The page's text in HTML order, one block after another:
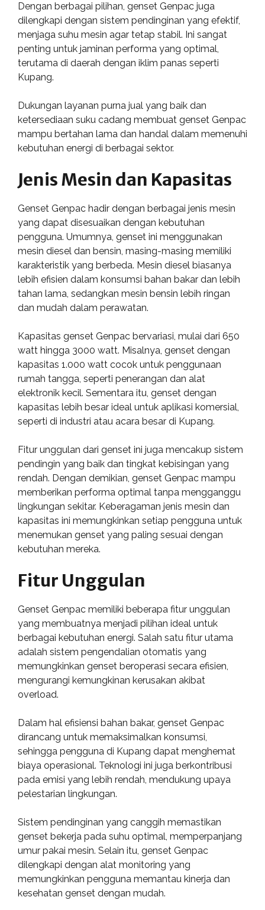
Dengan berbagai pilihan, genset Genpac juga
dilengkapi dengan sistem pendinginan yang efektif,
menjaga suhu mesin agar tetap stabil. Ini sangat
penting untuk jaminan performa yang optimal,
terutama di daerah dengan iklim panas seperti
Kupang.
Dukungan layanan purna jual yang baik dan
ketersediaan suku cadang membuat genset Genpac
mampu bertahan lama dan handal dalam memenuhi
kebutuhan energi di berbagai sektor.
Jenis Mesin dan Kapasitas
Genset Genpac hadir dengan berbagai jenis mesin
yang dapat disesuaikan dengan kebutuhan
pengguna. Umumnya, genset ini menggunakan
mesin diesel dan bensin, masing-masing memiliki
karakteristik yang berbeda. Mesin diesel biasanya
lebih efisien dalam konsumsi bahan bakar dan lebih
tahan lama, sedangkan mesin bensin lebih ringan
dan mudah dalam perawatan.
Kapasitas genset Genpac bervariasi, mulai dari 650
watt hingga 3000 watt. Misalnya, genset dengan
kapasitas 1.000 watt cocok untuk penggunaan
rumah tangga, seperti penerangan dan alat
elektronik kecil. Sementara itu, genset dengan
kapasitas lebih besar ideal untuk aplikasi komersial,
seperti di industri atau acara besar di Kupang.
Fitur unggulan dari genset ini juga mencakup sistem
pendingin yang baik dan tingkat kebisingan yang
rendah. Dengan demikian, genset Genpac mampu
memberikan performa optimal tanpa mengganggu
lingkungan sekitar. Keberagaman jenis mesin dan
kapasitas ini memungkinkan setiap pengguna untuk
menemukan genset yang paling sesuai dengan
kebutuhan mereka.
Fitur Unggulan
Genset Genpac memiliki beberapa fitur unggulan
yang membuatnya menjadi pilihan ideal untuk
berbagai kebutuhan energi. Salah satu fitur utama
adalah sistem pengendalian otomatis yang
memungkinkan genset beroperasi secara efisien,
mengurangi kemungkinan kerusakan akibat
overload.
Dalam hal efisiensi bahan bakar, genset Genpac
dirancang untuk memaksimalkan konsumsi,
sehingga pengguna di Kupang dapat menghemat
biaya operasional. Teknologi ini juga berkontribusi
pada emisi yang lebih rendah, mendukung upaya
pelestarian lingkungan.
Sistem pendinginan yang canggih memastikan
genset bekerja pada suhu optimal, memperpanjang
umur pakai mesin. Selain itu, genset Genpac
dilengkapi dengan alat monitoring yang
memungkinkan pengguna memantau kinerja dan
kesehatan genset dengan mudah.